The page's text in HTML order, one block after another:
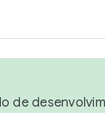
de